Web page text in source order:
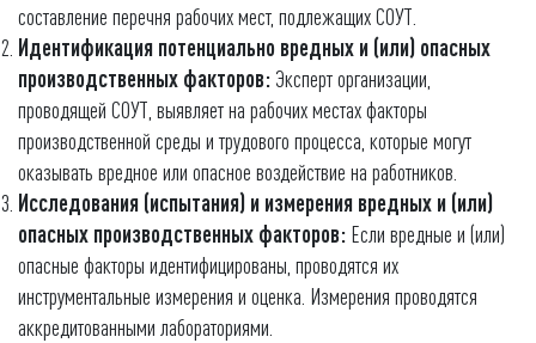
составление перечня рабочих мест, подлежащих СОУТ.
Идентификация потенциально вредных и (или) опасных
производственных факторов: Эксперт организации,
проводящей СОУТ, выявляет на рабочих местах факторы
производственной среды и трудового процесса, которые могут
оказывать вредное или опасное воздействие на работников.
Исследования (испытания) и измерения вредных и (или)
опасных производственных факторов: Если вредные и (или)
опасные факторы идентифицированы, проводятся их
инструментальные измерения и оценка. Измерения проводятся
аккредитованными лабораториями.